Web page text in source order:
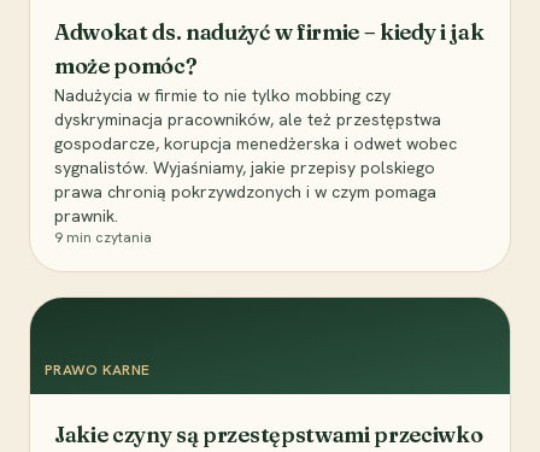
Adwokat ds. nadużyć w firmie – kiedy i jak
może pomóc?
Nadużycia w firmie to nie tylko mobbing czy
dyskryminacja pracowników, ale też przestępstwa
gospodarcze, korupcja menedżerska i odwet wobec
sygnalistów. Wyjaśniamy, jakie przepisy polskiego
prawa chronią pokrzywdzonych i w czym pomaga
prawnik.
9 min czytania
PRAWO KARNE
Jakie czyny są przestępstwami przeciwko